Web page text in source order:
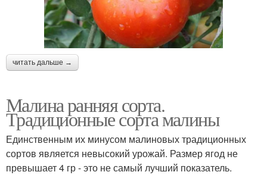
читать дальше →
Малина ранняя сорта.
Традиционные сорта малины
Единственным их минусом малиновых традиционных
сортов является невысокий урожай. Размер ягод не
превышает 4 гр - это не самый лучший показатель.